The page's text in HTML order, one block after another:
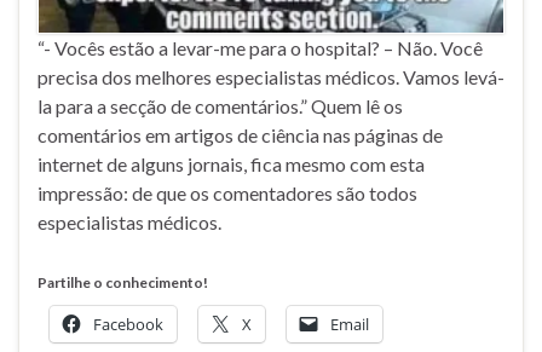
“- Vocês estão a levar-me para o hospital? – Não. Você
precisa dos melhores especialistas médicos. Vamos levá-
la para a secção de comentários.” Quem lê os
comentários em artigos de ciência nas páginas de
internet de alguns jornais, fica mesmo com esta
impressão: de que os comentadores são todos
especialistas médicos.
Partilhe o conhecimento!
Facebook X Email